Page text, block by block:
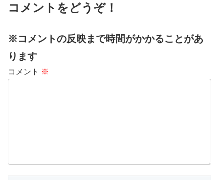
コメントをどうぞ！
※コメントの反映まで時間がかかることがあ
ります
コメント ※